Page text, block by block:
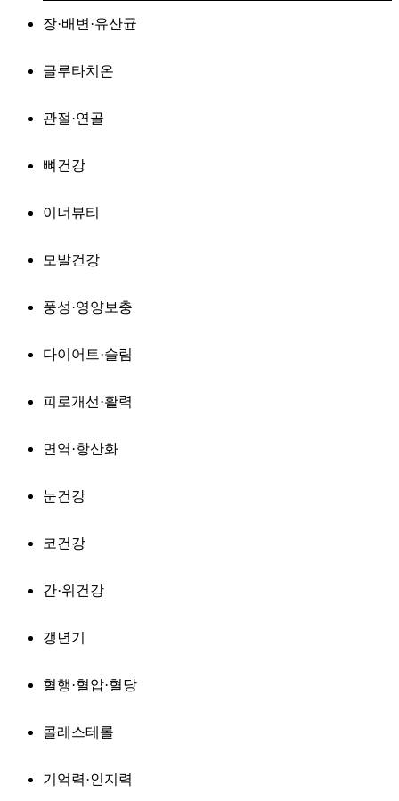
장·배변·유산균
글루타치온
관절·연골
뼈건강
이너뷰티
모발건강
풍성·영양보충
다이어트·슬림
피로개선·활력
면역·항산화
눈건강
코건강
간·위건강
갱년기
혈행·혈압·혈당
콜레스테롤
기억력·인지력